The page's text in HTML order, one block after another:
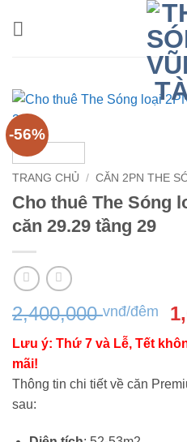
-56%
TRANG CHỦ / CĂN 2PN THE
Cho thuê The Sóng
căn 29.29 tầng 29
2,400,000vnđ/đêm
Lưu ý: Thứ 7 và Lễ, Tết
mãi!
Thông tin chi tiết về căn
sau: